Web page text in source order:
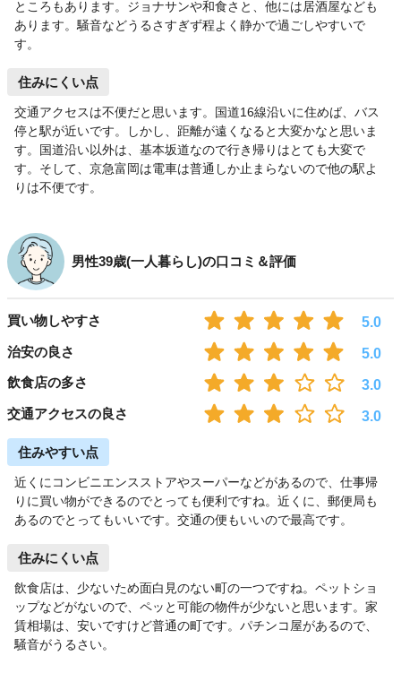
ところもあります。ジョナサンや和食さと、他には居酒屋なども
あります。騒音などうるさすぎず程よく静かで過ごしやすいで
す。
住みにくい点
交通アクセスは不便だと思います。国道16線沿いに住めば、バス
停と駅が近いです。しかし、距離が遠くなると大変かなと思いま
す。国道沿い以外は、基本坂道なので行き帰りはとても大変で
す。そして、京急富岡は電車は普通しか止まらないので他の駅よ
りは不便です。
男性39歳(一人暮らし)の口コミ＆評価
買い物しやすさ
5.0
治安の良さ
5.0
飲食店の多さ
3.0
交通アクセスの良さ
3.0
住みやすい点
近くにコンビニエンスストアやスーパーなどがあるので、仕事帰
りに買い物ができるのでとっても便利ですね。近くに、郵便局も
あるのでとってもいいです。交通の便もいいので最高です。
住みにくい点
飲食店は、少ないため面白見のない町の一つですね。ペットショ
ップなどがないので、ペッと可能の物件が少ないと思います。家
賃相場は、安いですけど普通の町です。パチンコ屋があるので、
騒音がうるさい。